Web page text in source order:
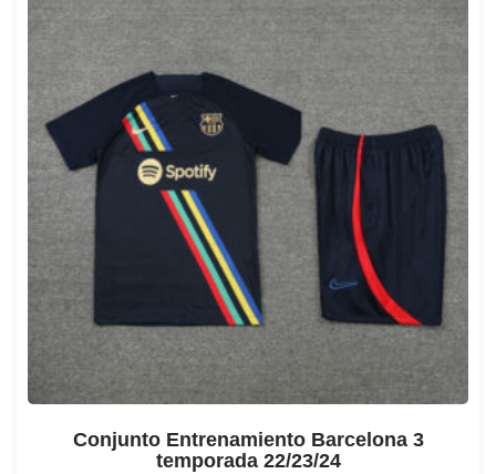
Conjunto Entrenamiento Barcelona 3
temporada 22/23/24